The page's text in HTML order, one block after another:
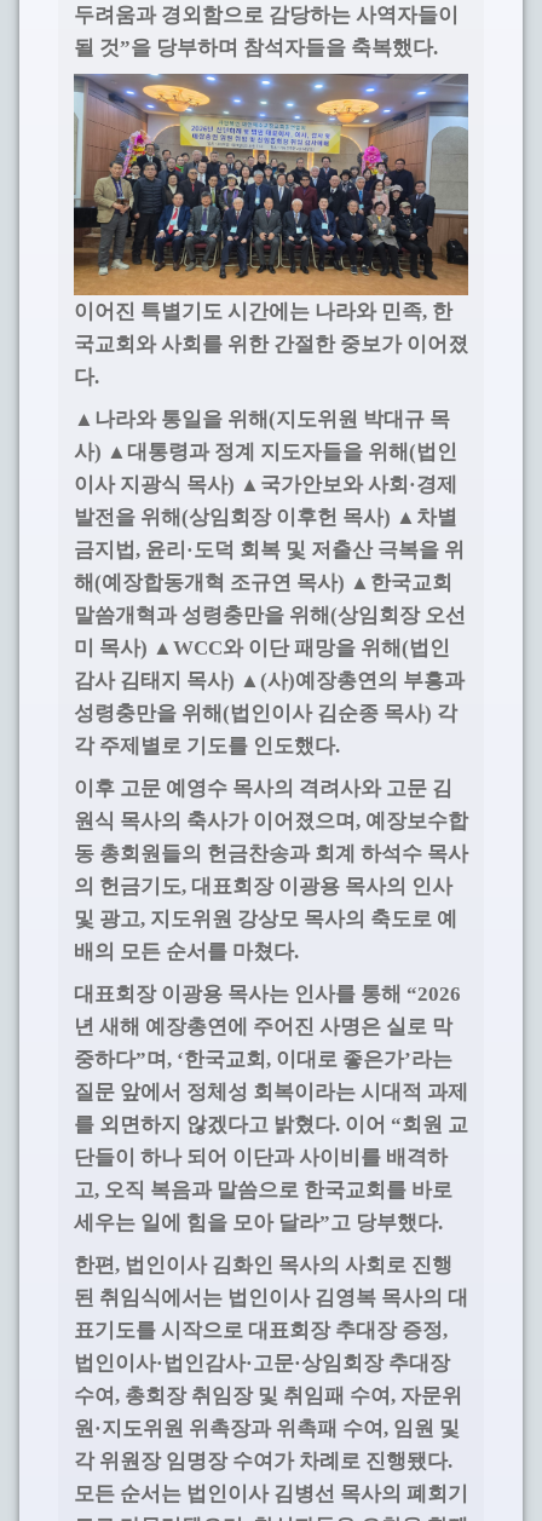
두려움과 경외함으로 감당하는 사역자들이
될 것”을 당부하며 참석자들을 축복했다.
이어진 특별기도 시간에는 나라와 민족, 한
국교회와 사회를 위한 간절한 중보가 이어졌
다.
▲ 나라와 통일을 위해(지도위원 박대규 목
사) ▲ 대통령과 정계 지도자들을 위해(법인
이사 지광식 목사) ▲ 국가안보와 사회 ·경제
발전을 위해(상임회장 이후헌 목사) ▲ 차별
금지법 , 윤리 ·도덕 회복 및 저출산 극복을 위
해(예장합동개혁 조규연 목사) ▲ 한국교회
말씀개혁과 성령충만을 위해(상임회장 오선
미 목사) ▲ WCC와 이단 패망을 위해(법인
감사 김태지 목사) ▲ (사)예장총연의 부흥과
성령충만을 위해(법인이사 김순종 목사) 각
각 주제별로 기도를 인도했다.
이후 고문 예영수 목사의 격려사와 고문 김
원식 목사의 축사가 이어졌으며 , 예장보수합
동 총회원들의 헌금찬송과 회계 하석수 목사
의 헌금기도, 대표회장 이광용 목사의 인사
및 광고, 지도위원 강상모 목사의 축도로 예
배의 모든 순서를 마쳤다.
대표회장 이광용 목사는 인사를 통해 “2026
년 새해 예장총연에 주어진 사명은 실로 막
중하다”며 , ‘한국교회 , 이대로 좋은가’라는
질문 앞에서 정체성 회복이라는 시대적 과제
를 외면하지 않겠다고 밝혔다. 이어 “회원 교
단들이 하나 되어 이단과 사이비를 배격하
고, 오직 복음과 말씀으로 한국교회를 바로
세우는 일에 힘을 모아 달라”고 당부했다.
한편, 법인이사 김화인 목사의 사회로 진행
된 취임식에서는 법인이사 김영복 목사의 대
표기도를 시작으로 대표회장 추대장 증정,
법인이사· 법인감사·고문·상임회장 추대장
수여 , 총회장 취임장 및 취임패 수여 , 자문위
원·지도위원 위촉장과 위촉패 수여 , 임원 및
각 위원장 임명장 수여가 차례로 진행됐다.
모든 순서는 법인이사 김병선 목사의 폐회기